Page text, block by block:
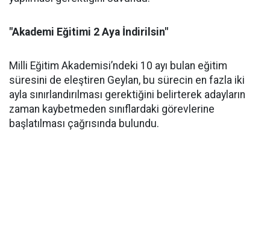
"Akademi Eğitimi 2 Aya İndirilsin"
Milli Eğitim Akademisi’ndeki 10 ayı bulan eğitim
süresini de eleştiren Geylan, bu sürecin en fazla iki
ayla sınırlandırılması gerektiğini belirterek adayların
zaman kaybetmeden sınıflardaki görevlerine
başlatılması çağrısında bulundu.